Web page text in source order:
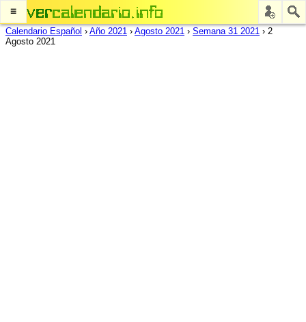
≡
Calendario Español › Año 2021 › Agosto 2021 › Semana 31 2021 › 2
Agosto 2021